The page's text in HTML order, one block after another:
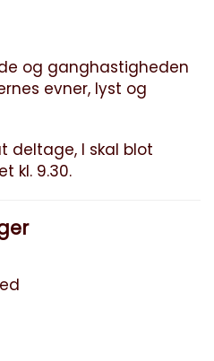
og ganghastigheden
evner, lyst og
deltage, I skal blot
kl. 9.30.